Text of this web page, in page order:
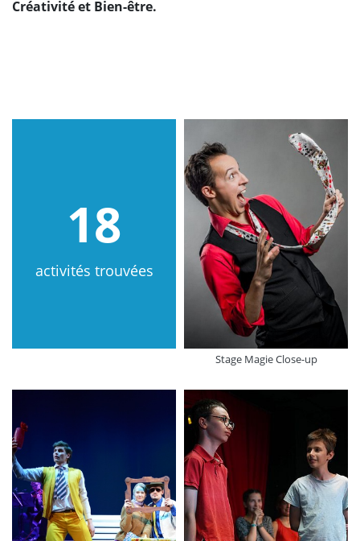
Créativité et Bien-être.
18
activités trouvées
Stage Magie Close-up